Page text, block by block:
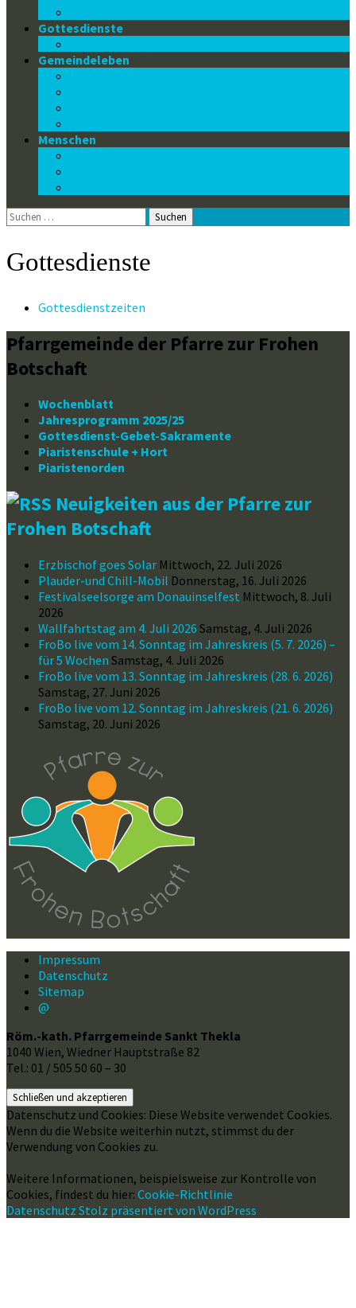
Gottesdienste
Gemeindeleben
Menschen
Suchen
nach:
Gottesdienste
Gottesdienstzeiten
Pfarrgemeinde der Pfarre zur Frohen
Botschaft
Wochenblatt
Jahresprogramm 2025/25
Gottesdienst-Gebet-Sakramente
Piaristenschule + Hort
Piaristenorden
Neuigkeiten aus der Pfarre zur
Frohen Botschaft
Erzbischof goes Solar Mittwoch, 22. Juli 2026
Plauder-und Chill-Mobil Donnerstag, 16. Juli 2026
Festivalseelsorge am Donauinselfest Mittwoch, 8. Juli
2026
Wallfahrtstag am 4. Juli 2026 Samstag, 4. Juli 2026
FroBo live vom 14. Sonntag im Jahreskreis (5. 7. 2026) –
für 5 Wochen Samstag, 4. Juli 2026
FroBo live vom 13. Sonntag im Jahreskreis (28. 6. 2026)
Samstag, 27. Juni 2026
FroBo live vom 12. Sonntag im Jahreskreis (21. 6. 2026)
Samstag, 20. Juni 2026
Impressum
Datenschutz
Sitemap
@
Röm.-kath. Pfarrgemeinde Sankt Thekla
1040 Wien, Wiedner Hauptstraße 82
Tel.: 01 / 505 50 60 – 30
Datenschutz und Cookies: Diese Website verwendet Cookies.
Wenn du die Website weiterhin nutzt, stimmst du der
Verwendung von Cookies zu.
Weitere Informationen, beispielsweise zur Kontrolle von
Cookies, findest du hier: Cookie-Richtlinie
Datenschutz Stolz präsentiert von WordPress